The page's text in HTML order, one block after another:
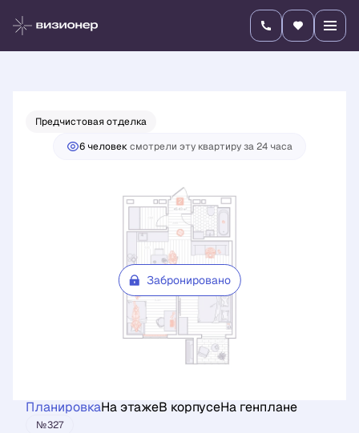
2-комнатная Цена по запросу
Предчистовая отделка
6 человексмотрели эту квартиру за 24 часа
Забронировано
ПланировкаНа этажеВ корпусеНа генплане
№327